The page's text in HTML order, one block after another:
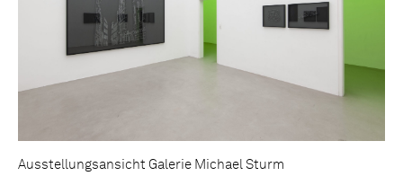
Ausstellungsansicht Galerie Michael Sturm